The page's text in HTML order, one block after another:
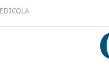
EDICOLA